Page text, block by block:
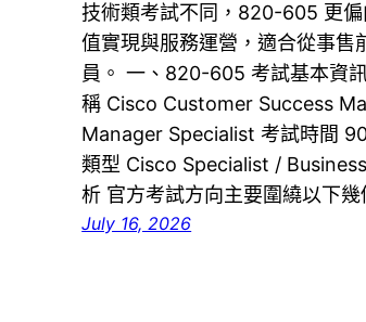
技術類考試不同，820-605 更
值實現與服務運營，適合從事售
員。 一、820-605 考試基本資
稱 Cisco Customer Success
Manager Specialist 考試時間
類型 Cisco Specialist /
析 官方考試方向主要圍繞以下
July 16, 2026